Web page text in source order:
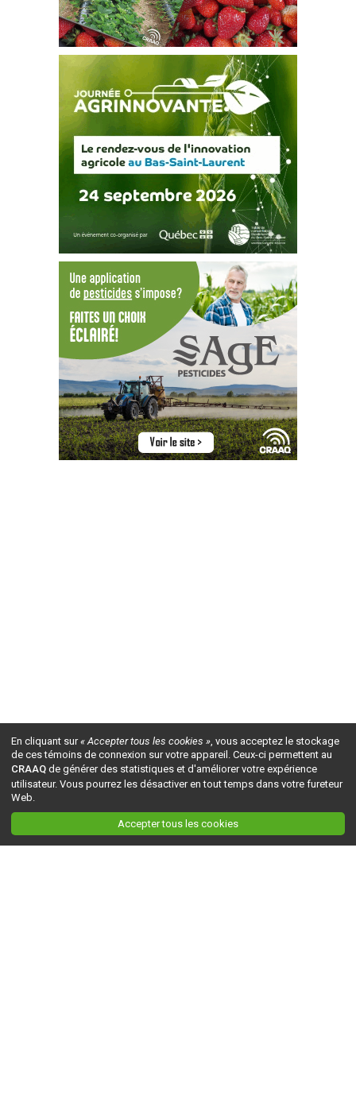
En cliquant sur« Accepter tous les cookies », vous acceptez le stockage
de ces témoins de connexion sur votre appareil. Ceux-ci permettent au
CRAAQ de générer des statistiques et d'améliorer votre expérience
utilisateur. Vous pourrez les désactiver en tout temps dans votre fureteur
Web.
Accepter tous les cookies